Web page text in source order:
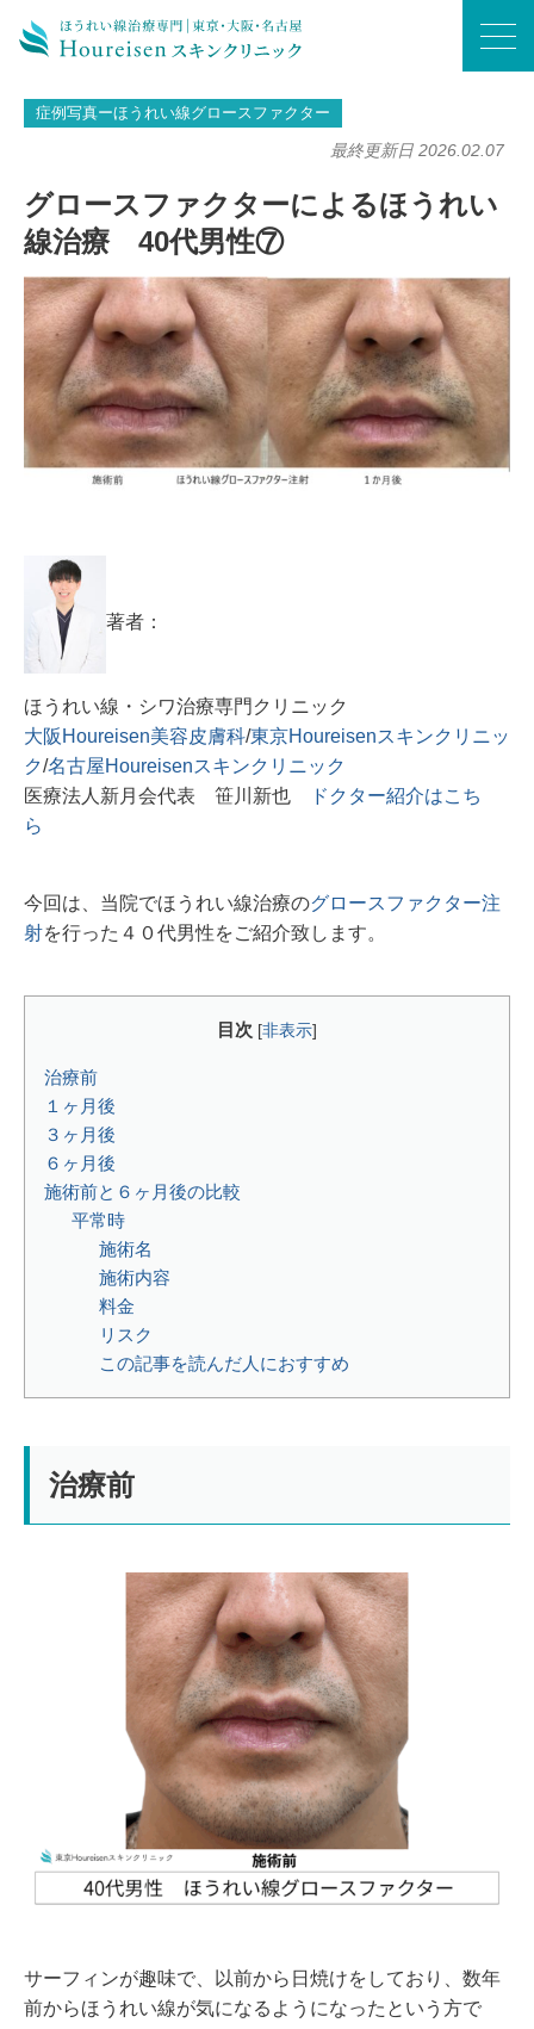
グロースファクターによるほうれい線治療 40代男性⑦
症例写真ーほうれい線グロースファクター
最終更新日 2026.02.07
グロースファクターによるほうれい
線治療 40代男性⑦
著者：
ほうれい線・シワ治療専門クリニック
大阪Houreisen美容皮膚科/東京Houreisenスキンクリニッ
ク/名古屋Houreisenスキンクリニック
医療法人新月会代表 笹川新也
ドクター紹介はこち
ら
今回は、当院でほうれい線治療のグロースファクター注
射を行った４０代男性をご紹介致します。
目次 [非表示]
治療前
１ヶ月後
３ヶ月後
６ヶ月後
施術前と６ヶ月後の比較
平常時
施術名⁡
⁡施術内容⁡⁡⁡
⁡料金⁡
リスク⁡
この記事を読んだ人におすすめ
治療前
サーフィンが趣味で、以前から日焼けをしており、数年
前からほうれい線が気になるようになったという方で